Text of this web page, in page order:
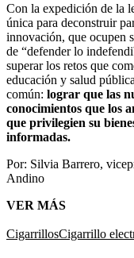
Con la expedición de la
única para deconstruir
innovación, que ocupen
de “defender lo
superar los retos que
educación y salud
común: lograr que las
conocimientos que los
que privilegien su
informadas.
Por: Silvia Barrero,
Andino
VER MÁS
CigarrillosCigarrillo